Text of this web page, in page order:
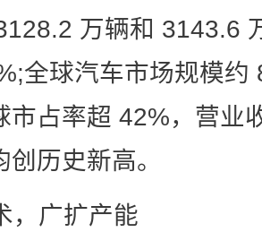
万辆和 3143.6
全球汽车市场规模约
市占率超 42%，营业
历史新高。
，广扩产能